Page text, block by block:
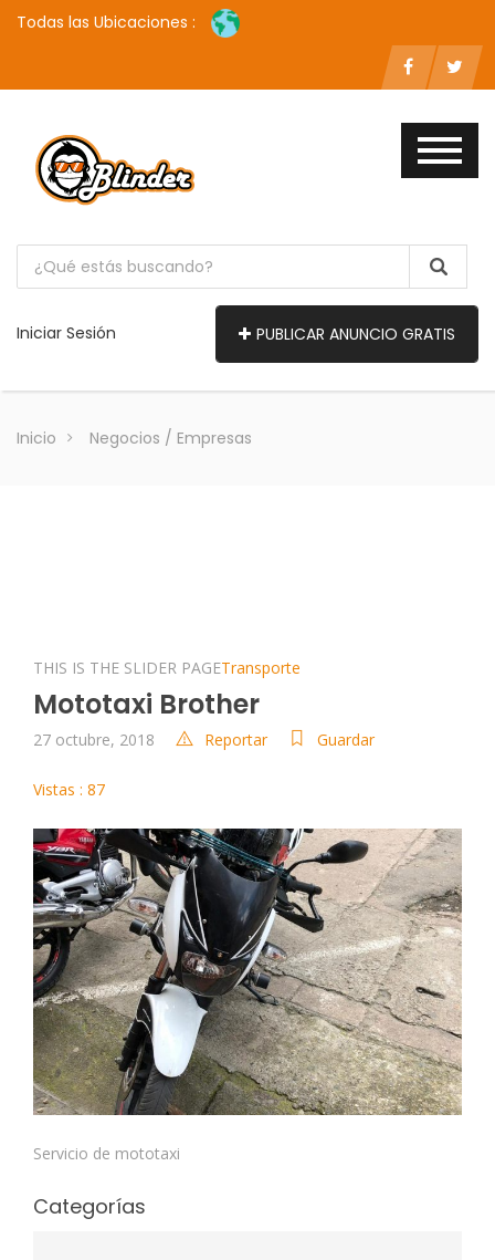
Todas las Ubicaciones :
Iniciar Sesión PUBLICAR ANUNCIO GRATIS
Inicio Negocios / Empresas
THIS IS THE SLIDER PAGETransporte
Mototaxi Brother
27 octubre, 2018 Reportar Guardar
Vistas : 87
Servicio de mototaxi
Categorías